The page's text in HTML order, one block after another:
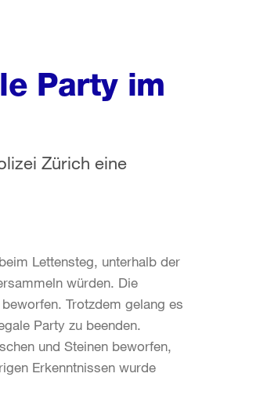
Party im
Zürich eine
Lettensteg, unterhalb der
würden. Die
Trotzdem gelang es
Party zu beenden.
und Steinen beworfen,
Erkenntnissen wurde